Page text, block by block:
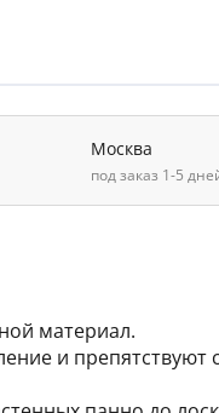
Москва
под заказ 1-5
материал.
и